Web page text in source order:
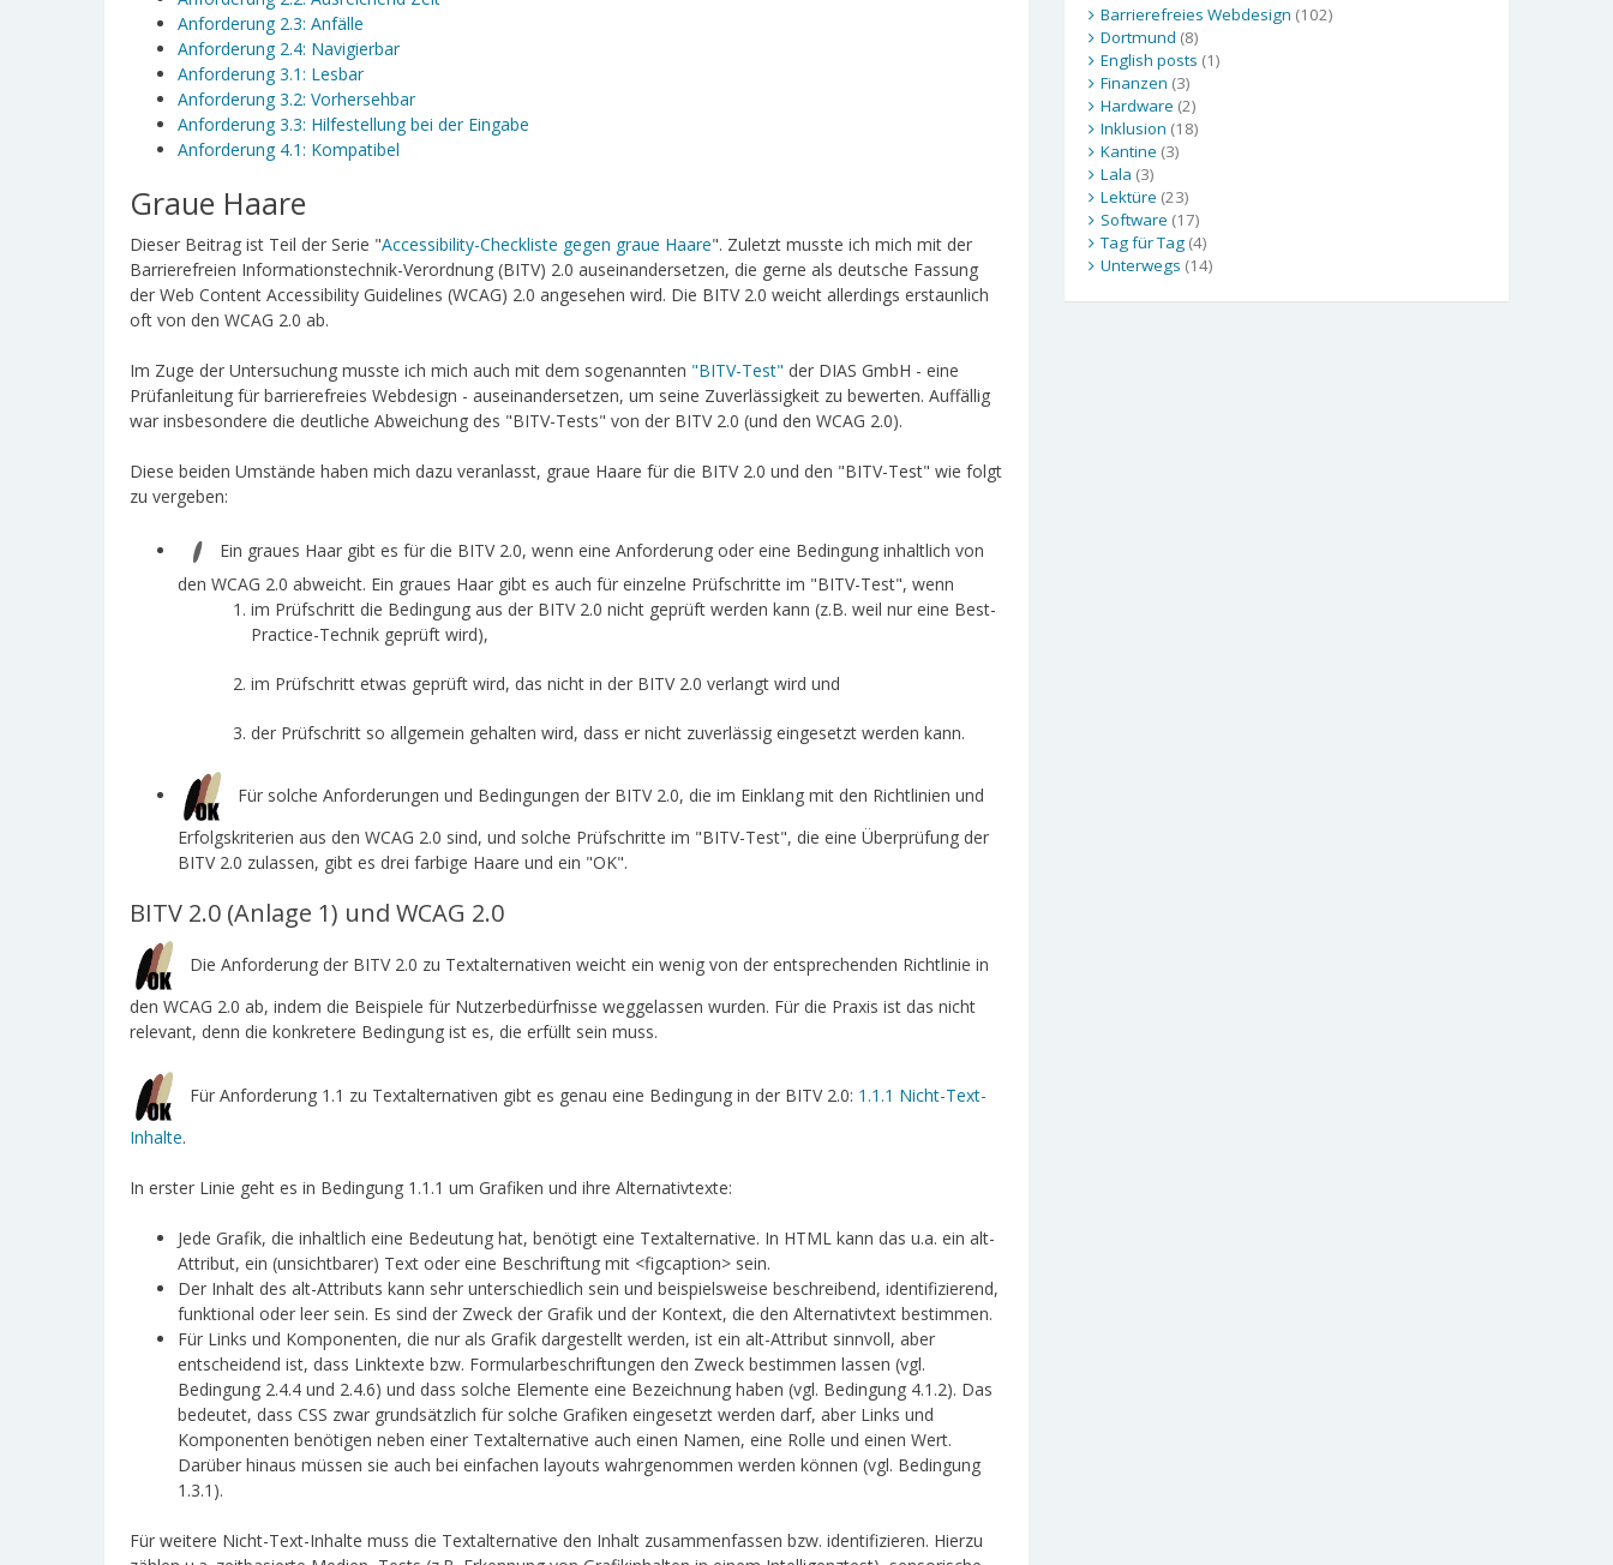
Anforderung 2.3: Anfälle
Anforderung 2.4: Navigierbar
Anforderung 3.1: Lesbar
Anforderung 3.2: Vorhersehbar
Anforderung 3.3: Hilfestellung bei der Eingabe
Anforderung 4.1: Kompatibel
Graue Haare
Dieser Beitrag ist Teil der Serie "Accessibility-Checkliste gegen graue Haare". Zuletzt musste ich mich mit der
Barrierefreien Informationstechnik-Verordnung (BITV) 2.0 auseinandersetzen, die gerne als deutsche Fassung
der Web Content Accessibility Guidelines (WCAG) 2.0 angesehen wird. Die BITV 2.0 weicht allerdings erstaunlich
oft von den WCAG 2.0 ab.
Im Zuge der Untersuchung musste ich mich auch mit dem sogenannten "BITV-Test" der DIAS GmbH - eine
Prüfanleitung für barrierefreies Webdesign - auseinandersetzen, um seine Zuverlässigkeit zu bewerten. Auffällig
war insbesondere die deutliche Abweichung des "BITV-Tests" von der BITV 2.0 (und den WCAG 2.0).
Diese beiden Umstände haben mich dazu veranlasst, graue Haare für die BITV 2.0 und den "BITV-Test" wie folgt
zu vergeben:
Ein graues Haar gibt es für die BITV 2.0, wenn eine Anforderung oder eine Bedingung inhaltlich von
den WCAG 2.0 abweicht. Ein graues Haar gibt es auch für einzelne Prüfschritte im "BITV-Test", wenn
im Prüfschritt die Bedingung aus der BITV 2.0 nicht geprüft werden kann (z.B. weil nur eine Best-
Practice-Technik geprüft wird),
im Prüfschritt etwas geprüft wird, das nicht in der BITV 2.0 verlangt wird und
der Prüfschritt so allgemein gehalten wird, dass er nicht zuverlässig eingesetzt werden kann.
Für solche Anforderungen und Bedingungen der BITV 2.0, die im Einklang mit den Richtlinien und
Erfolgskriterien aus den WCAG 2.0 sind, und solche Prüfschritte im "BITV-Test", die eine Überprüfung der
BITV 2.0 zulassen, gibt es drei farbige Haare und ein "OK".
BITV 2.0 (Anlage 1) und WCAG 2.0
Die Anforderung der BITV 2.0 zu Textalternativen weicht ein wenig von der entsprechenden Richtlinie in
den WCAG 2.0 ab, indem die Beispiele für Nutzerbedürfnisse weggelassen wurden. Für die Praxis ist das nicht
relevant, denn die konkretere Bedingung ist es, die erfüllt sein muss.
Für Anforderung 1.1 zu Textalternativen gibt es genau eine Bedingung in der BITV 2.0: 1.1.1 Nicht-Text-
Inhalte.
In erster Linie geht es in Bedingung 1.1.1 um Grafiken und ihre Alternativtexte:
Jede Grafik, die inhaltlich eine Bedeutung hat, benötigt eine Textalternative. In HTML kann das u.a. ein alt-
Attribut, ein (unsichtbarer) Text oder eine Beschriftung mit <figcaption> sein.
Der Inhalt des alt-Attributs kann sehr unterschiedlich sein und beispielsweise beschreibend, identifizierend,
funktional oder leer sein. Es sind der Zweck der Grafik und der Kontext, die den Alternativtext bestimmen.
Für Links und Komponenten, die nur als Grafik dargestellt werden, ist ein alt-Attribut sinnvoll, aber
entscheidend ist, dass Linktexte bzw. Formularbeschriftungen den Zweck bestimmen lassen (vgl.
Bedingung 2.4.4 und 2.4.6) und dass solche Elemente eine Bezeichnung haben (vgl. Bedingung 4.1.2). Das
bedeutet, dass CSS zwar grundsätzlich für solche Grafiken eingesetzt werden darf, aber Links und
Komponenten benötigen neben einer Textalternative auch einen Namen, eine Rolle und einen Wert.
Darüber hinaus müssen sie auch bei einfachen layouts wahrgenommen werden können (vgl. Bedingung
1.3.1).
Für weitere Nicht-Text-Inhalte muss die Textalternative den Inhalt zusammenfassen bzw. identifizieren. Hierzu
Barrierefreies Webdesign (102)
Dortmund (8)
English posts (1)
Finanzen (3)
Hardware (2)
Inklusion (18)
Kantine (3)
Lala (3)
Lektüre (23)
Software (17)
Tag für Tag(4)
Unterwegs (14)